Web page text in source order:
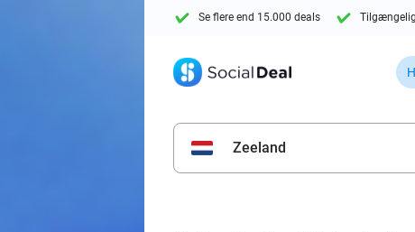
Se flere end 15.000 deals
Zeeland